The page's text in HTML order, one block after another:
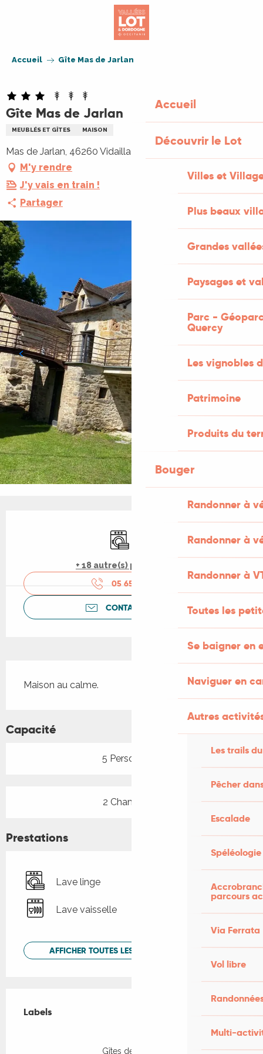
Accueil
Découvrir le Lot
Villes et
Plus beaux
Grandes
Paysages et
Parc -
Quercy
Les vignobles
Patrimoine
Produits du
Bouger
Randonner à
Randonner à
Randonner à
Toutes les
Se baigner en
Naviguer en
Autres
Les trails
Pêcher
Escalade
Spéléologie
parcours
Via Ferrata
Vol libre
Multi-
Accueil Gîte Mas de Jarlan
Gîte Mas de Jarlan
MEUBLÉS ET GÎTES MAISON
Mas de Jarlan, 46260 Vidaillac
M'y rendre
J'y vais en train !
Partager
Ouverture et coordonnées
Lave lingeLave vaisselle
+ 18 autre(s) prestation(s)
05 65 29 43
CONTACTEZ-NOUS
Maison au calme.
Capacité
5 Personne(s)
2 Chambre(s)
Prestations
Lave linge
Lave vaisselle
AFFICHER TOUTES LES PRESTATIONS
Labels
Labels
Gîtes de France